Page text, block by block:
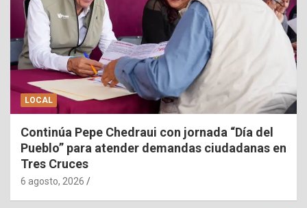
LOCAL
Continúa Pepe Chedraui con jornada “Día del
Pueblo” para atender demandas ciudadanas en
Tres Cruces
6 agosto, 2026